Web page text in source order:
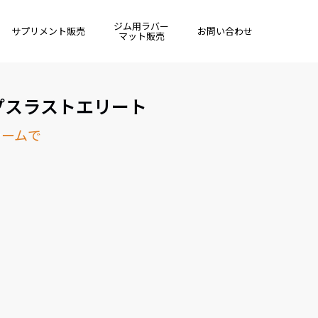
サプリメント販売 ジム用ラバー
マット販売 お問い合わせ
ラストエリート
ムで